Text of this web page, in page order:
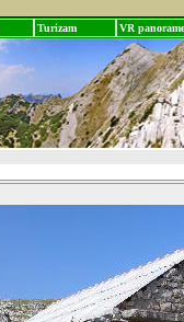
Turizam VR panorame